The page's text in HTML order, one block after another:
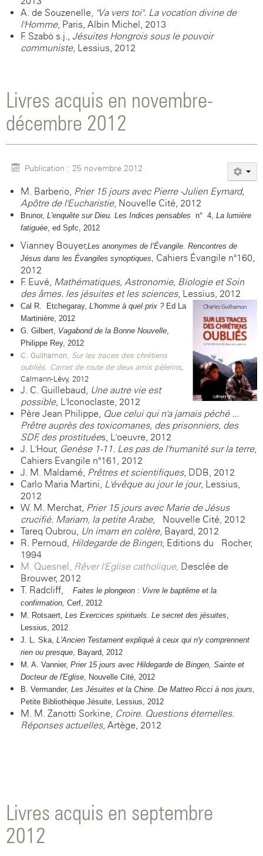
A. de Souzenelle, "Va vers toi". La vocation divine de
l'Homme, Paris, Albin Michel, 2013
F. Szabö s.j., Jésuites Hongrois sous le pouvoir
communiste, Lessius, 2012
Livres acquis en novembre-
décembre 2012
Publication : 25 novembre 2012
M. Barberio, Prier 15 jours avec Pierre -Julien Eymard,
Apôtre de l'Eucharistie, Nouvelle Cité, 2012
Brunor, L'enquête sur Dieu. Les Indices pensables n° 4, La lumière
fatiguée, ed Spfc, 2012
Vianney Bouyer,Les anonymes de l’Évangile. Rencontres de
Jésus dans les Évangiles synoptiques, Cahiers Évangile n°160,
2012
F. Euvé, Mathématiques, Astronomie, Biologie et Soin
des âmes. les jésuites et les sciences, Lessius, 2012
Cal R. Etchegaray, L'homme à quel prix ? Ed La
Martinière, 2012
G. Gilbert, Vagabond de la Bonne Nouvelle,
Philippe Rey, 2012
C. Guilhamon, Sur les traces des chrétiens
oubliés. Carnet de route de deux amis pèlerins
Calmann-Lévy, 2012
J. C. Guillebaud, Une autre vie est
possible, L'Iconoclaste, 2012
Père Jean Philippe, Que celui qui n'a jamais péché ...
Prêtre auprès des toxicomanes, des prisonniers, des
SDF, des prostituées, L'oeuvre, 2012
J. L'Hour, Genèse 1-11. Les pas de l'humanité sur la terre,
Cahiers Evangile n°161, 2012
J. M. Maldamé, Prêtres et scientifiques, DDB, 2012
Carlo Maria Martini, L'évêque au jour le jour, Lessius,
2012
W. M. Merchat, Prier 15 jours avec Marie de Jésus
crucifié. Mariam, la petite Arabe, Nouvelle Cité, 2012
Tareq Oubrou, Un imam en colère, Bayard, 2012
R. Pernoud, Hildegarde de Bingen, Editions du Rocher,
1994
M. Quesnel, Rêver l'Eglise catholique, Desclée de
Brouwer, 2012
T. Radcliff,
Faites le plongeon : Vivre le baptême et la
confirmation, Cerf, 2012
M. Rotsaert, Les Exercices spirituels. Le secret des jésuites,
Lessius, 2012
J. L. Ska, L'Ancien Testament expliqué à ceux qui n'y comprennent
rien ou presque, Bayard, 2012
M. A. Vannier, Prier 15 jours avec Hildegarde de Bingen, Sainte et
Docteur de l'Eglise, Nouvelle Cité, 2012
B. Vermander, Les Jésuites et la Chine. De Matteo Ricci à nos jours,
Petite Bibliothèque Jésuite, Lessius, 2012
M. M. Zanotti-Sorkine, Croire. Questions éternelles.
Réponses actuelles, Artège, 2012
Livres acquis en septembre
2012